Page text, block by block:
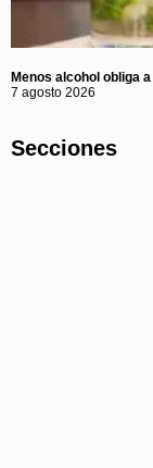
Menos alcohol obliga
7 agosto 2026
Secciones